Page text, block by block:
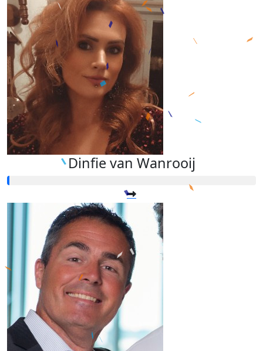
Dinfie van Wanrooij